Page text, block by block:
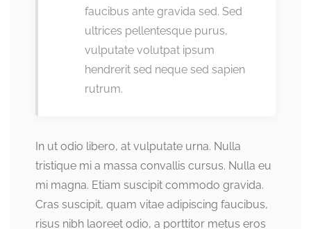
faucibus ante gravida sed. Sed
ultrices pellentesque purus,
vulputate volutpat ipsum
hendrerit sed neque sed sapien
rutrum.
In ut odio libero, at vulputate urna. Nulla
tristique mi a massa convallis cursus. Nulla eu
mi magna. Etiam suscipit commodo gravida.
Cras suscipit, quam vitae adipiscing faucibus,
risus nibh laoreet odio, a porttitor metus eros